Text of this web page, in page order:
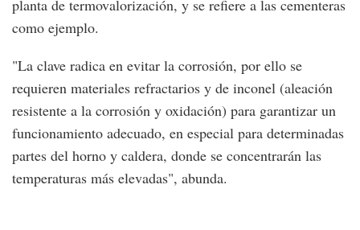
planta de termovalorización, y se refiere a las cementeras
como ejemplo.
"La clave radica en evitar la corrosión, por ello se
requieren materiales refractarios y de inconel (aleación
resistente a la corrosión y oxidación) para garantizar un
funcionamiento adecuado, en especial para determinadas
partes del horno y caldera, donde se concentrarán las
temperaturas más elevadas", abunda.